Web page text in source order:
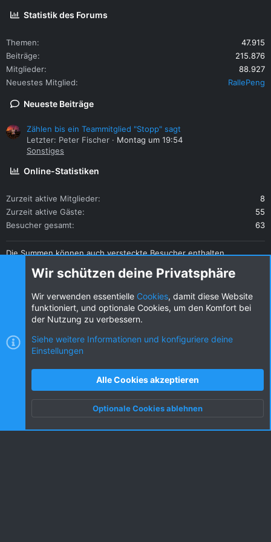
Statistik des Forums
Themen
47.915
Beiträge
215.876
Mitglieder
88.927
Neuestes Mitglied
RallePeng
Neueste Beiträge
Zählen bis ein Teammitglied "Stopp" sagt
Letzter: Peter Fischer
Montag um 19:54
Sonstiges
Online-Statistiken
Zurzeit aktive Mitglieder
8
Zurzeit aktive Gäste
55
Besucher gesamt
63
Die Summen können auch versteckte Besucher enthalten.
Diese Seite teilen
Nutzungsbedingungen
Datenschutz
S
Oben Unten
Wir schützen deine Privatsphäre
Wir verwenden essentielle Cookies, damit diese Website
funktioniert, und optionale Cookies, um den Komfort bei
der Nutzung zu verbessern.
Siehe weitere Informationen und konfiguriere deine
Einstellungen
Alle Cookies akzeptieren
Optionale Cookies ablehnen